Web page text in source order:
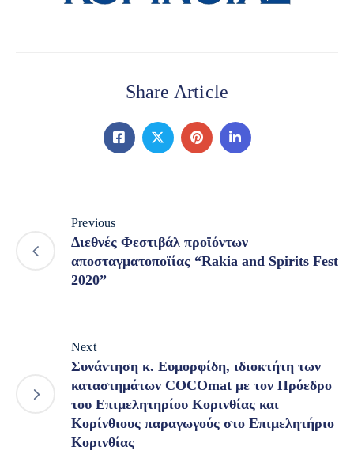
Share Article
Previous
Διεθνές Φεστιβάλ προϊόντων
αποσταγματοποϊίας “Rakia and Spirits Fest
2020”
Next
Συνάντηση κ. Ευμορφίδη, ιδιοκτήτη των
καταστημάτων COCOmat με τον Πρόεδρο
του Επιμελητηρίου Κορινθίας και
Κορίνθιους παραγωγούς στο Επιμελητήριο
Κορινθίας